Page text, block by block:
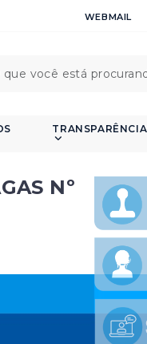
WEBMAIL
TRANSPARÊNCIA
Nº